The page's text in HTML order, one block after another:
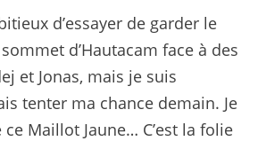
d’essayer de garder le
d’Hautacam face à des
et Jonas, mais je suis
tenter ma chance demain. Je
Maillot Jaune… C’est la folie